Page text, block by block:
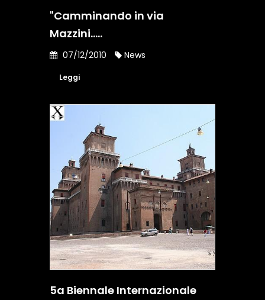
"Camminando in via
Mazzini.....
07/12/2010 News
Leggi
5a Biennale Internazionale